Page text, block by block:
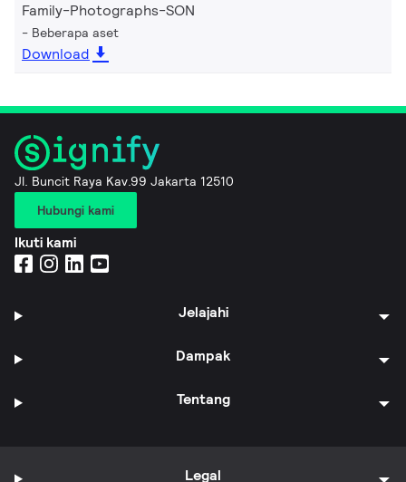
Family-Photographs-SON
Beberapa aset
Download
Jl. Buncit Raya Kav.99 Jakarta 12510
Hubungi kami
Ikuti kami
Jelajahi
Dampak
Tentang
Legal